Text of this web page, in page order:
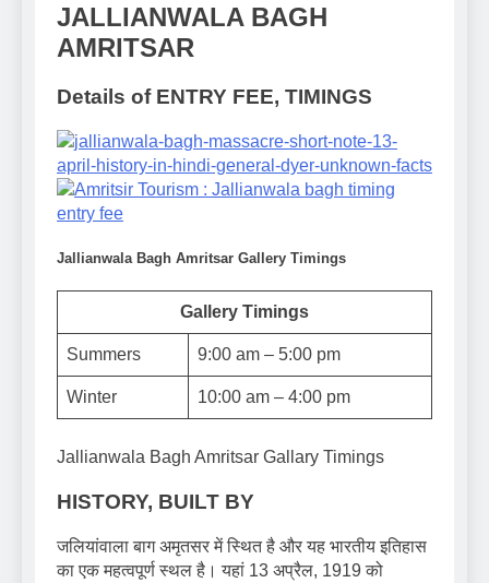
JALLIANWALA BAGH
AMRITSAR
Details of ENTRY FEE, TIMINGS
Jallianwala Bagh Amritsar Gallery Timings
Gallery Timings
Summers 9:00 am – 5:00 pm
Winter 10:00 am – 4:00 pm
Jallianwala Bagh Amritsar Gallary Timings
HISTORY, BUILT BY
जलियांवाला बाग अमृतसर में स्थित है और यह भारतीय इतिहास
का एक महत्वपूर्ण स्थल है। यहां 13 अप्रैल, 1919 को